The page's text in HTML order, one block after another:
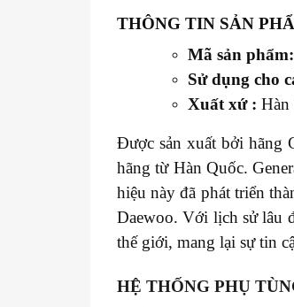
THÔNG TIN SẢN
Mã sản phẩm:
Sử dụng cho
Xuất xứ : Hàn
Được sản xuất bởi hãng
hãng từ Hàn Quốc.
hiệu này đã phát triển
Daewoo. Với lịch sử lâu
thế giới, mang lại sự tin
HỆ THỐNG PHỤ